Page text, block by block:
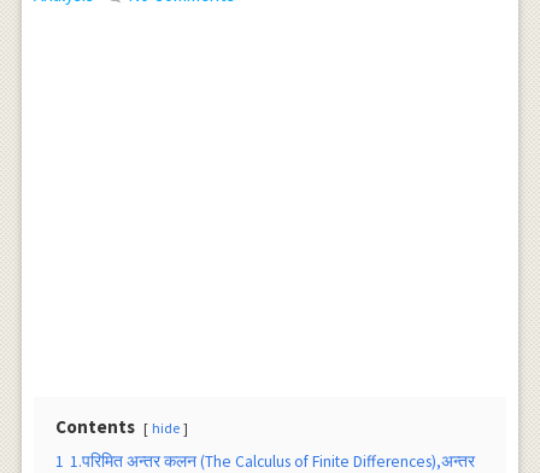
Contents hide
1 1.परिमित अन्तर कलन (The Calculus of Finite Differences),अन्तर